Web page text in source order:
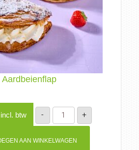
Aardbeienflap
incl. btw -
Aardbeienflap
aantal
+
AAN WINKELWAGEN